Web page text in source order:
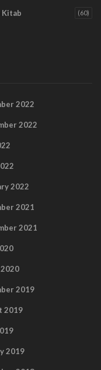
Kitab (60)
2022
2022
2022
2021
2021
2019
2019
2019